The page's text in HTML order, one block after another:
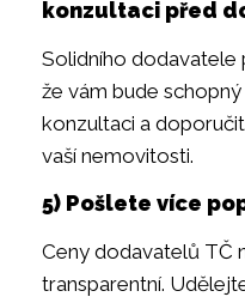
konzultaci před
Solidního dodavatele
že vám bude
konzultaci a
vaší nemovitosti.
5) Pošlete více
Ceny dodavatelů TČ
transparentní.